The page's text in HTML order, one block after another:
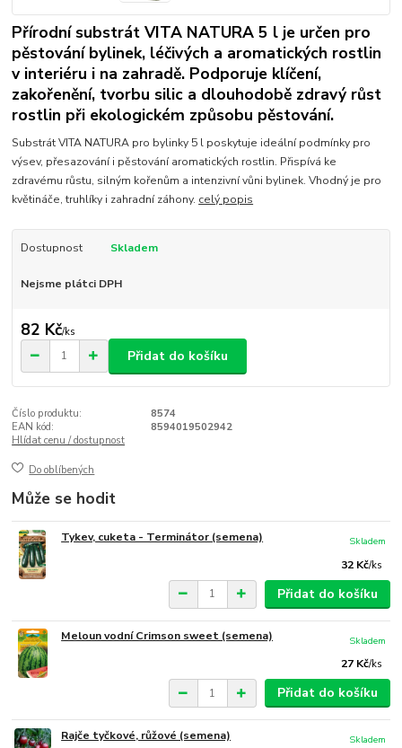
Přírodní substrát VITA NATURA 5 l je určen pro
pěstování bylinek, léčivých a aromatických rostlin
v interiéru i na zahradě. Podporuje klíčení,
zakořenění, tvorbu silic a dlouhodobě zdravý růst
rostlin při ekologickém způsobu pěstování.
Substrát VITA NATURA pro bylinky 5 l poskytuje ideální podmínky pro
výsev, přesazování i pěstování aromatických rostlin. Přispívá ke
zdravému růstu, silným kořenům a intenzivní vůni bylinek. Vhodný je pro
květináče, truhlíky i zahradní záhony. celý popis
Dostupnost Skladem
Nejsme plátci DPH
82 Kč/ks
Přidat do košíku
Číslo produktu:
8574
EAN kód:
8594019502942
Hlídat cenu / dostupnost
Do oblíbených
Může se hodit
Tykev, cuketa - Terminátor (semena)
32 Kč/ks
Skladem
Přidat do košíku
Meloun vodní Crimson sweet (semena)
27 Kč/ks
Skladem
Přidat do košíku
Rajče tyčkové, růžové (semena)
Skladem